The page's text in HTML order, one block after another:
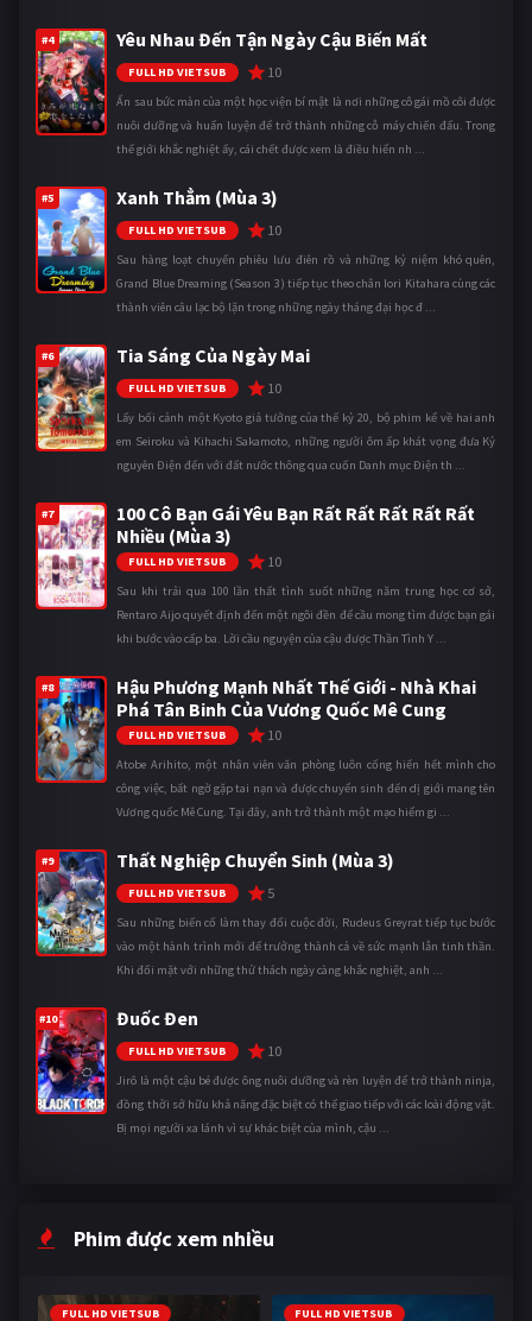
#4 Yêu Nhau Đến Tận Ngày Cậu Biến Mất
FULL HD VIETSUB 10
Ẩn sau bức màn của một học viện bí mật là nơi những cô gái mồ côi được
nuôi dưỡng và huấn luyện để trở thành những cỗ máy chiến đấu. Trong
thế giới khắc nghiệt ấy, cái chết được xem là điều hiển nh ...
#5 Xanh Thẳm (Mùa 3)
FULL HD VIETSUB 10
Sau hàng loạt chuyến phiêu lưu điên rồ và những kỷ niệm khó quên,
Grand Blue Dreaming (Season 3) tiếp tục theo chân Iori Kitahara cùng các
thành viên câu lạc bộ lặn trong những ngày tháng đại học đ ...
#6 Tia Sáng Của Ngày Mai
FULL HD VIETSUB 10
Lấy bối cảnh một Kyoto giả tưởng của thế kỷ 20, bộ phim kể về hai anh
em Seiroku và Kihachi Sakamoto, những người ôm ấp khát vọng đưa Kỷ
nguyên Điện đến với đất nước thông qua cuốn Danh mục Điện th ...
#7
100 Cô Bạn Gái Yêu Bạn Rất Rất Rất Rất Rất
Nhiều (Mùa 3)
FULL HD VIETSUB 10
Sau khi trải qua 100 lần thất tình suốt những năm trung học cơ sở,
Rentaro Aijo quyết định đến một ngôi đền để cầu mong tìm được bạn gái
khi bước vào cấp ba. Lời cầu nguyện của cậu được Thần Tình Y ...
#8
Hậu Phương Mạnh Nhất Thế Giới - Nhà Khai
Phá Tân Binh Của Vương Quốc Mê Cung
FULL HD VIETSUB 10
Atobe Arihito, một nhân viên văn phòng luôn cống hiến hết mình cho
công việc, bất ngờ gặp tai nạn và được chuyển sinh đến dị giới mang tên
Vương quốc Mê Cung. Tại đây, anh trở thành một mạo hiểm gi ...
#9 Thất Nghiệp Chuyển Sinh (Mùa 3)
FULL HD VIETSUB 5
Sau những biến cố làm thay đổi cuộc đời, Rudeus Greyrat tiếp tục bước
vào một hành trình mới để trưởng thành cả về sức mạnh lẫn tinh thần.
Khi đối mặt với những thử thách ngày càng khắc nghiệt, anh ...
#10 Đuốc Đen
FULL HD VIETSUB 10
Jirô là một cậu bé được ông nuôi dưỡng và rèn luyện để trở thành ninja,
đồng thời sở hữu khả năng đặc biệt có thể giao tiếp với các loài động vật.
Bị mọi người xa lánh vì sự khác biệt của mình, cậu ...
Phim được xem nhiều
FULL HD VIETSUB FULL HD VIETSUB